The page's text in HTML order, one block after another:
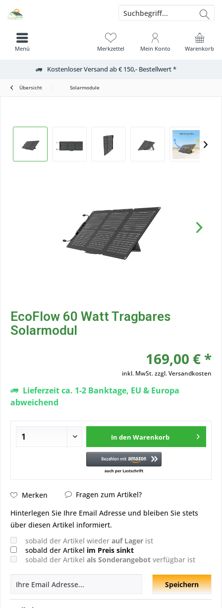
Kostenloser Versand ab € 150,- Bestellwert *
Warenkorb
Merkzettel Mein Konto
Menü
Übersicht Solarmodule
EcoFlow 60 Watt Tragbares
Solarmodul
169,00 € *
inkl. MwSt.zzgl. Versandkosten
Lieferzeit ca. 1-2 Banktage, EU & Europa
abweichend
In den Warenkorb
Merken
Fragen zum Artikel?
Hinterlegen Sie Ihre Email Adresse und bleiben Sie stets
über diesen Artikel informiert.
sobald der Artikel wieder auf Lager ist
sobald der Artikel im Preis sinkt
sobald der Artikel als Sonderangebot verfügbar ist
Speichern